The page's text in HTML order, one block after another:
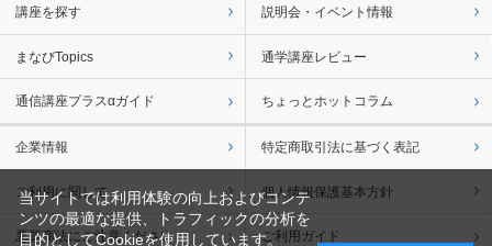
講座を探す 説明会・イベント情報
まなびTopics 通学講座レビュー
通信講座プラスαガイド ちょっとホットコラム
企業情報 特定商取引法に基づく表記
ご利用に関して 個人情報保護基本方針
悪質商法にご注意ください ご利用ガイド
当サイトでは利用体験の向上およびコンテ
ンツの最適な提供、トラフィックの分析を
目的としてCookieを使用しています。